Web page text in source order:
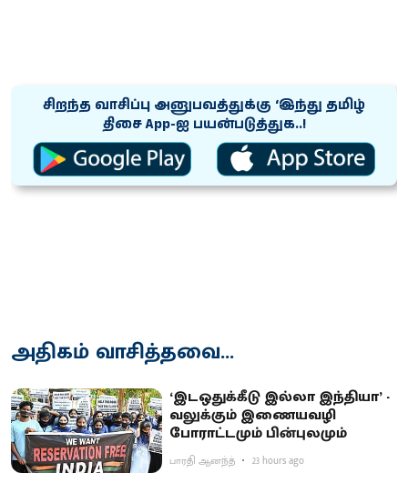
சிறந்த வாசிப்பு அனுபவத்துக்கு ‘இந்து தமிழ்
திசை App-ஐ பயன்படுத்துக..!
அதிகம் வாசித்தவை...
‘இடஒதுக்கீடு இல்லா இந்தியா’ -
வலுக்கும் இணையவழி
போராட்டமும் பின்புலமும்
பாரதி ஆனந்த் 23 hours ago